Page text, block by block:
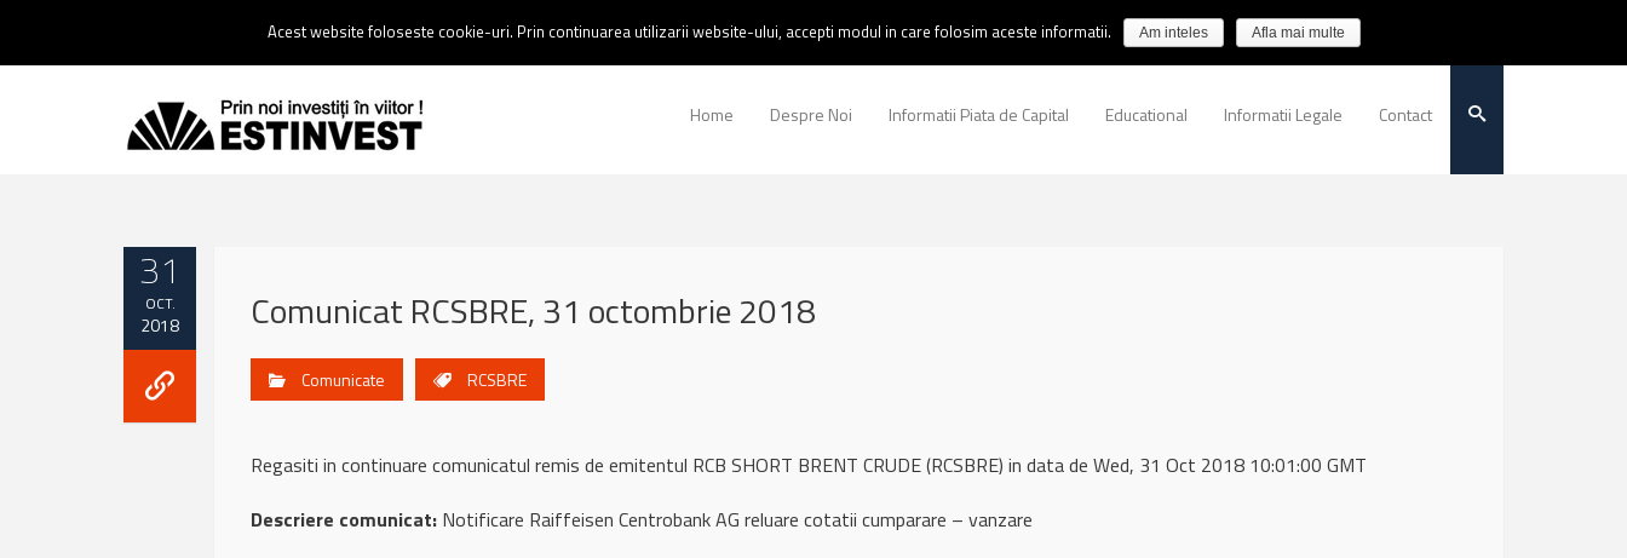
0237 238 900 |Email :contact@estinvest.ro
Home Despre Noi Informatii Piata de Capital Educational Informatii Legale Contact
31
OCT.
2018 Comunicat RCSBRE, 31 octombrie 2018
Comunicate RCSBRE
Regasiti in continuare comunicatul remis de emitentul RCB SHORT BRENT CRUDE (RCSBRE) in data de Wed, 31 Oct 2018 10:01:00 GMT
Descriere comunicat: Notificare Raiffeisen Centrobank AG reluare cotatii cumparare – vanzare
Acest website foloseste cookie-uri. Prin continuarea utilizarii website-ului, accepti modul in care folosim aceste informatii. Am inteles Afla mai multe